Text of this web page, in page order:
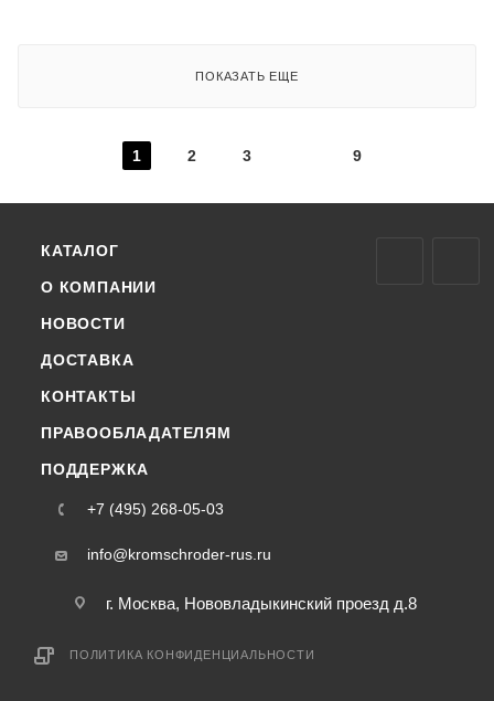
ПОКАЗАТЬ ЕЩЕ
1 2 3 9
КАТАЛОГ
О КОМПАНИИ
НОВОСТИ
ДОСТАВКА
КОНТАКТЫ
ПРАВООБЛАДАТЕЛЯМ
ПОДДЕРЖКА
+7 (495) 268-05-03
info@kromschroder-rus.ru
г. Москва, Нововладыкинский проезд д.8
ПОЛИТИКА КОНФИДЕНЦИАЛЬНОСТИ